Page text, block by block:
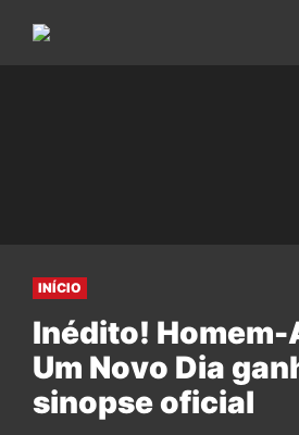
INÍCIO
Inédito! Homem-
Um Novo Dia
sinopse oficial